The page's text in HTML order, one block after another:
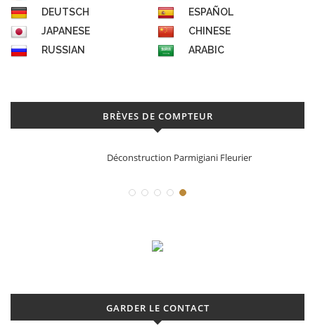
DEUTSCH
ESPAÑOL
JAPANESE
CHINESE
RUSSIAN
ARABIC
BRÈVES DE COMPTEUR
Déconstruction Parmigiani Fleurier
GARDER LE CONTACT